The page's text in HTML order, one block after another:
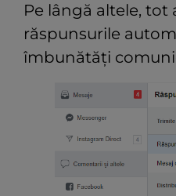
Pe lângă altele, tot
răspunsurile
îmbunătăți